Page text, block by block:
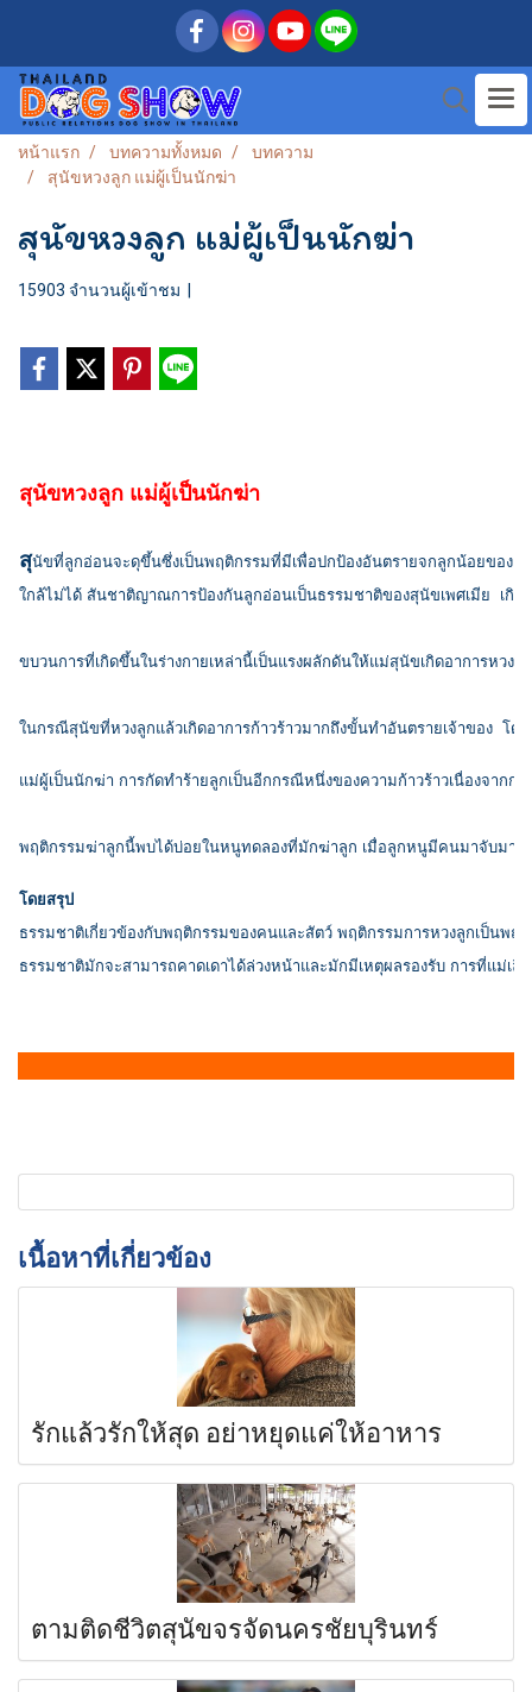
หน้าแรก บทความทั้งหมด
บทความ
สุนัขหวงลูก แม่ผู้เป็นนักฆ่า
สุนัขหวงลูก แม่ผู้เป็นนักฆ่า
15903 จำนวนผู้เข้าชม
สุนัขหวงลูก แม่ผู้เป็นนักฆ่า
สุนัขที่ลูกอ่อนจะดุขึ้นซึ่งเป็นพฤติกรรมที่มีเพื่อปกป้องอันตรายจกลูกน้อยของเ
ใกล้ไม่ได้ สันชาติญาณการป้องกันลูกอ่อนเป็นธรรมชาติของสุนัขเพศเมีย เกิด
ขบวนการที่เกิดขึ้นในร่างกายเหล่านี้เป็นแรงผลักดันให้แม่สุนัขเกิดอาการหว
ในกรณีสุนัขที่หวงลูกแล้วเกิดอาการก้าวร้าวมากถึงขั้นทำอันตรายเจ้าของ โ
แม่ผู้เป็นนักฆ่า การกัดทำร้ายลูกเป็นอีกกรณีหนึ่งของความก้าวร้าวเนื่องจาก
พฤติกรรมฆ่าลูกนี้พบได้บ่อยในหนูทดลองที่มักฆ่าลูก เมื่อลูกหนูมีคนมาจับมากเ
โดยสรุป
ธรรมชาติเกี่ยวข้องกับพฤติกรรมของคนและสัตว์ พฤติกรรมการหวงลูกเป็น
ธรรมชาติมักจะสามารถคาดเดาได้ล่วงหน้าและมักมีเหตุผลรองรับ การที่แม่
เนื้อหาที่เกี่ยวข้อง
รักแล้วรักให้สุด อย่าหยุดแค่ให้อาหาร
ตามติดชีวิตสุนัขจรจัดนครชัยบุรินทร์